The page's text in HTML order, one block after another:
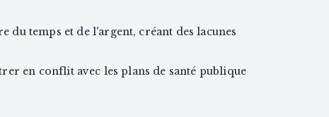
du temps et de l'argent, créant des lacunes
en conflit avec les plans de santé publique